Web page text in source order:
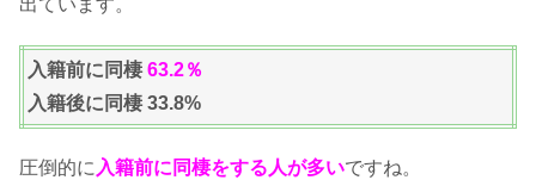
出ています。
入籍前に同棲 63.2％
入籍後に同棲 33.8%
圧倒的に 入籍前に同棲をする人が多いですね。